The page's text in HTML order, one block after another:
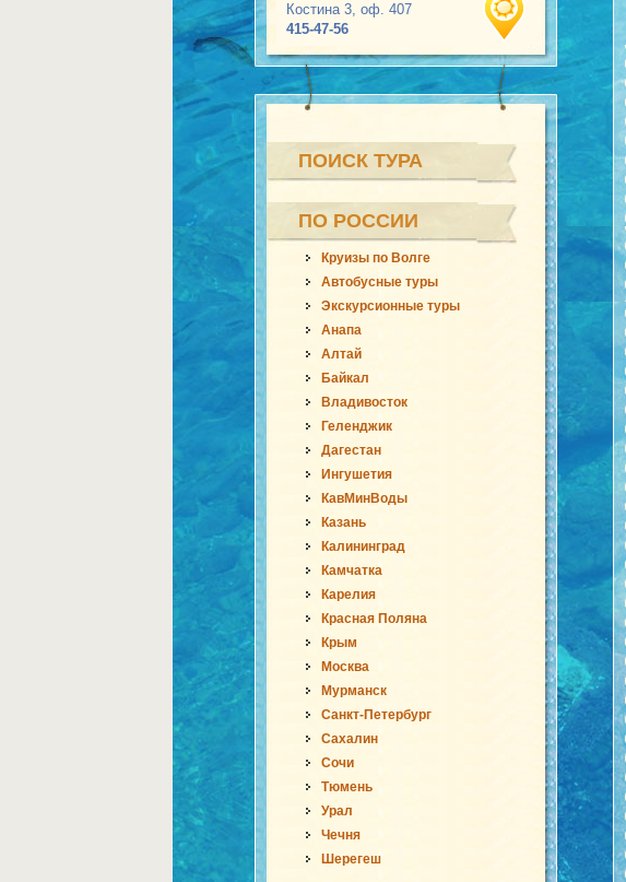
Костина 3, оф. 407
415-47-56
ПОИСК ТУРА
ПО РОССИИ
Круизы по Волге
Автобусные туры
Экскурсионные туры
Анапа
Алтай
Байкал
Владивосток
Геленджик
Дагестан
Ингушетия
КавМинВоды
Казань
Калининград
Камчатка
Карелия
Красная Поляна
Крым
Москва
Мурманск
Санкт-Петербург
Сахалин
Сочи
Тюмень
Урал
Чечня
Шерегеш